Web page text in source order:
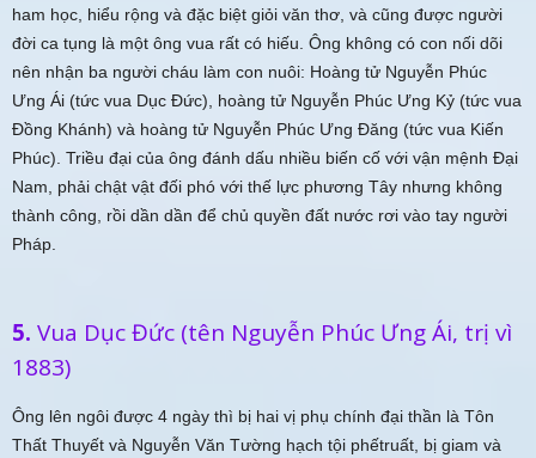
ham học, hiểu rộng và đặc biệt giỏi văn thơ, và cũng được người
đời ca tụng là một ông vua rất có hiếu. Ông không có con nối dõi
nên nhận ba người cháu làm con nuôi: Hoàng tử Nguyễn Phúc
Ưng Ái (tức vua Dục Đức), hoàng tử Nguyễn Phúc Ưng Kỷ (tức vua
Đồng Khánh) và hoàng tử Nguyễn Phúc Ưng Đăng (tức vua Kiến
Phúc). Triều đại của ông đánh dấu nhiều biến cố với vận mệnh Đại
Nam, phải chật vật đối phó với thế lực phương Tây nhưng không
thành công, rồi dần dần để chủ quyền đất nước rơi vào tay người
Pháp.
5. Vua Dục Đức (tên Nguyễn Phúc Ưng Ái, trị vì
1883)
Ông lên ngôi được 4 ngày thì bị hai vị phụ chính đại thần là Tôn
Thất Thuyết và Nguyễn Văn Tường hạch tội phếtruất, bị giam và